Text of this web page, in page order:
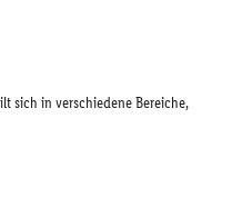
sich in verschiedene Bereiche,